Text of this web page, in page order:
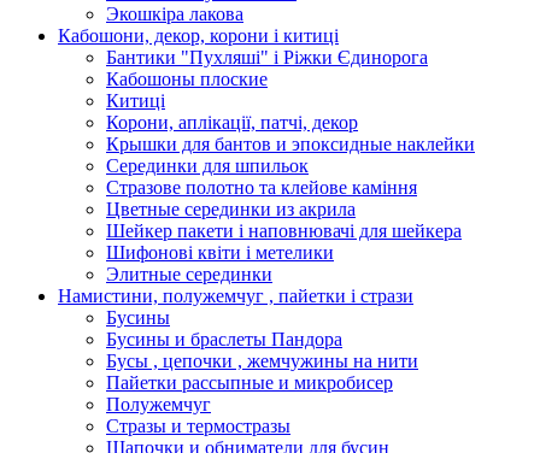
Экошкiра лакова
Кабошони, декор, корони і китиці
Бантики "Пухляші" і Ріжки Єдинорога
Кабошоны плоские
Китиці
Корони, аплікації, патчі, декор
Крышки для бантов и эпоксидные наклейки
Серединки для шпильок
Стразове полотно та клейове каміння
Цветные серединки из акрила
Шейкер пакети і наповнювачі для шейкера
Шифонові квіти і метелики
Элитные серединки
Намистини, полужемчуг , пайетки і стрази
Бусины
Бусины и браслеты Пандора
Бусы , цепочки , жемчужины на нити
Пайетки рассыпные и микробисер
Полужемчуг
Стразы и термостразы
Шапочки и обниматели для бусин